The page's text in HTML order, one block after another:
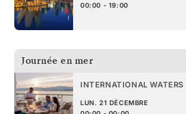
00:00 - 19:00
Journée en mer
INTERNATIONAL WATERS
LUN. 21 DÉCEMBRE